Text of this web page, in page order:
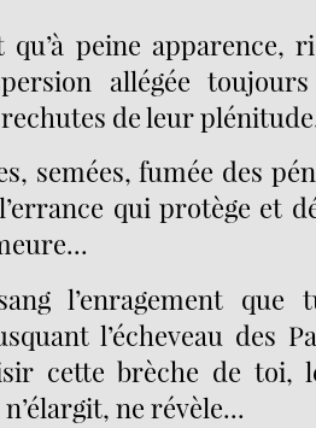
qu’à peine apparence,
allégée
de leur
semées, fumée des
qui protège et
l’enragement que
l’écheveau des
cette brèche de toi,
ne révèle...